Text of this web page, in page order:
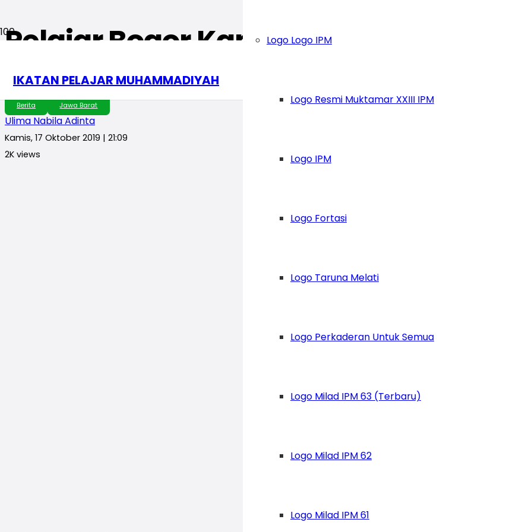
IKATAN PELAJAR MUHAMMADIYAH
Logo Logo IPM
Logo Resmi Muktamar XXIII IPM
Logo IPM
Logo Fortasi
Logo Taruna Melati
Logo Perkaderan Untuk Semua
Logo Milad IPM 63 (Terbaru)
Logo Milad IPM 62
Logo Milad IPM 61
Pelajar Bogor Kampanyekan
Harga Rokok
Berita Jawa Barat
Ulima Nabila Adinta
Kamis, 17 Oktober 2019 | 21:09
2K views